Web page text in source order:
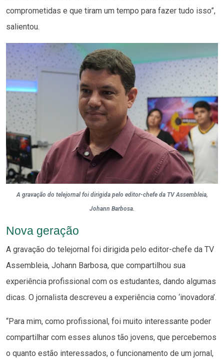
comprometidas e que tiram um tempo para fazer tudo isso”,
salientou.
A gravação do telejornal foi dirigida pelo editor-chefe da TV Assembleia,
Johann Barbosa.
Nova geração
A gravação do telejornal foi dirigida pelo editor-chefe da TV
Assembleia, Johann Barbosa, que compartilhou sua
experiência profissional com os estudantes, dando algumas
dicas. O jornalista descreveu a experiência como ‘inovadora’.
“Para mim, como profissional, foi muito interessante poder
compartilhar com esses alunos tão jovens, que percebemos
o quanto estão interessados, o funcionamento de um jornal,